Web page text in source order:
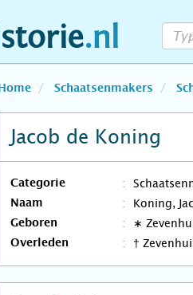
Home Schaatsenmakers
Jacob de Koning
Categorie
Naam Koning,
Geboren ∗
Overleden †